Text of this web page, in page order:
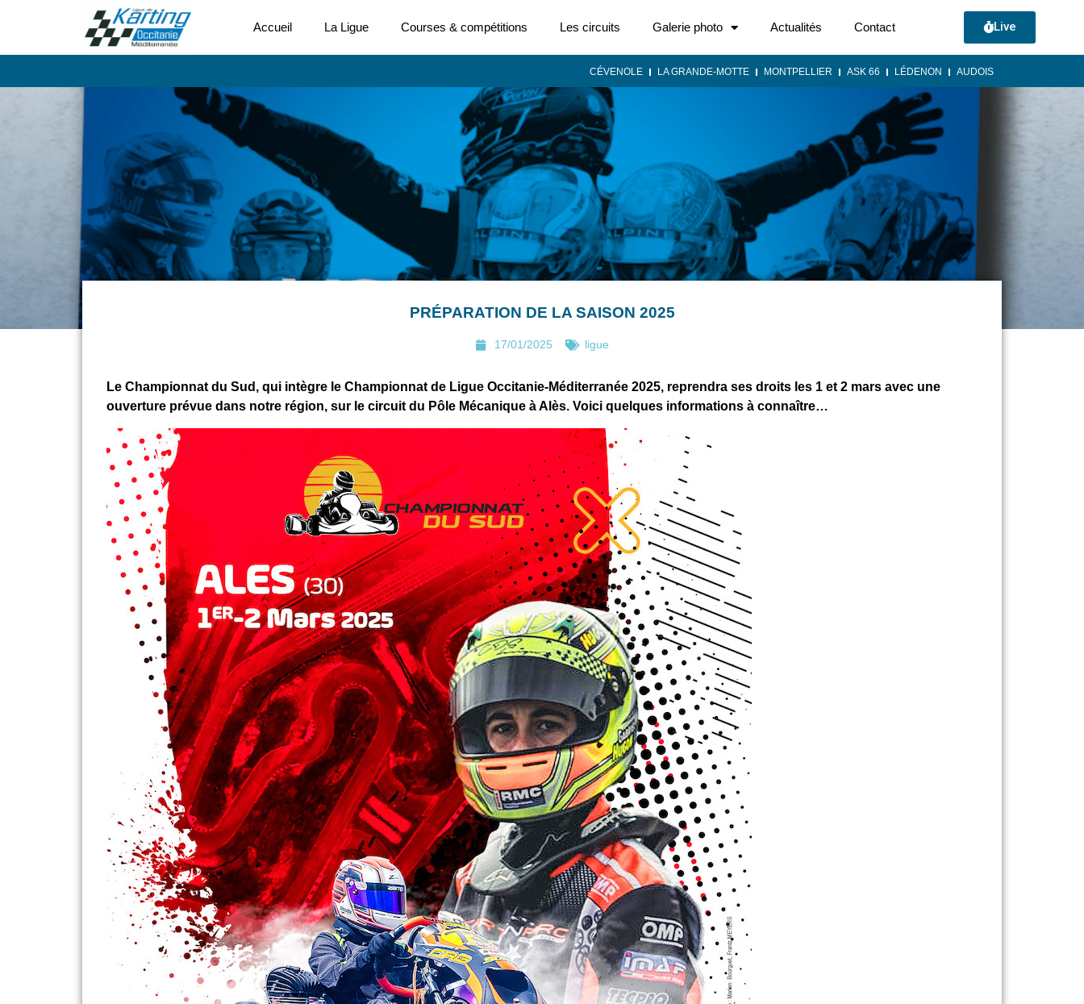
Accueil La Ligue Courses & compétitions Les circuits Galerie photo Actualités Contact Live
CÉVENOLE LA GRANDE-MOTTE MONTPELLIER ASK 66 LÉDENON AUDOIS
PRÉPARATION DE LA SAISON 2025
17/01/2025 ligue
Le Championnat du Sud, qui intègre le Championnat de Ligue Occitanie-Méditerranée 2025, reprendra ses droits les 1 et 2 mars avec une
ouverture prévue dans notre région, sur le circuit du Pôle Mécanique à Alès. Voici quelques informations à connaître…